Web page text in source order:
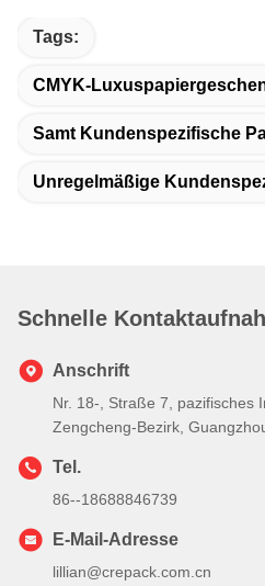
Tags:
CMYK-
Samt Kundenspezifische
Unregelmäßige
Schnelle
Anschrift
Nr. 18-, Straße 7, pazifisches
Zengcheng-Bezirk,
Tel.
86--18688846739
E-Mail-Adresse
lillian@crepack.com.cn